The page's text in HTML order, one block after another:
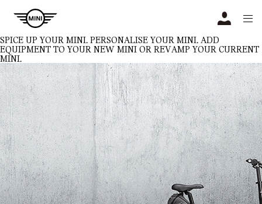
SPICE UP YOUR MINI. PERSONALISE YOUR MINI. ADD
EQUIPMENT TO YOUR NEW MINI OR REVAMP YOUR CURRENT
MINI.